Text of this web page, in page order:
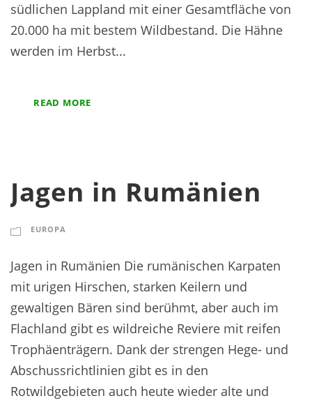
südlichen Lappland mit einer Gesamtfläche von
20.000 ha mit bestem Wildbestand. Die Hähne
werden im Herbst...
READ MORE
Jagen in Rumänien
EUROPA
Jagen in Rumänien Die rumänischen Karpaten
mit urigen Hirschen, starken Keilern und
gewaltigen Bären sind berühmt, aber auch im
Flachland gibt es wildreiche Reviere mit reifen
Trophäenträgern. Dank der strengen Hege- und
Abschussrichtlinien gibt es in den
Rotwildgebieten auch heute wieder alte und